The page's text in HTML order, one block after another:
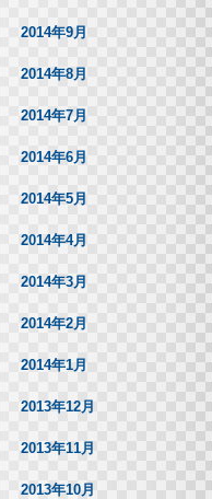
2014年9月
2014年8月
2014年7月
2014年6月
2014年5月
2014年4月
2014年3月
2014年2月
2014年1月
2013年12月
2013年11月
2013年10月